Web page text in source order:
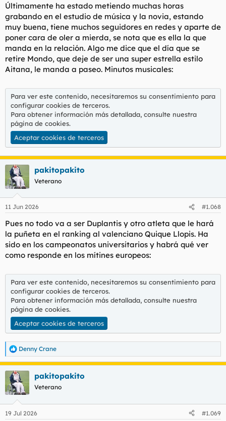
Últimamente ha estado metiendo muchas horas
grabando en el estudio de música y la novia, estando
muy buena, tiene muchos seguidores en redes y aparte de
poner cara de oler a mierda, se nota que es ella la que
manda en la relación. Algo me dice que el día que se
retire Mondo, que deje de ser una super estrella estilo
Aitana, le manda a paseo. Minutos musicales:
Para ver este contenido, necesitaremos su consentimiento para
configurar cookies de terceros.
Para obtener información más detallada, consulte nuestra
página de cookies.
Aceptar cookies de terceros
pakitopakito
Veterano
11 Jun 2026 #1.068
Pues no todo va a ser Duplantis y otro atleta que le hará
la puñeta en el ranking al valenciano Quique Llopis. Ha
sido en los campeonatos universitarios y habrá qué ver
como responde en los mítines europeos:
Para ver este contenido, necesitaremos su consentimiento para
configurar cookies de terceros.
Para obtener información más detallada, consulte nuestra
página de cookies.
Aceptar cookies de terceros
R
e
c
c
i
e
Denny Crane
pakitopakito
Veterano
19 Jul 2026 #1.069